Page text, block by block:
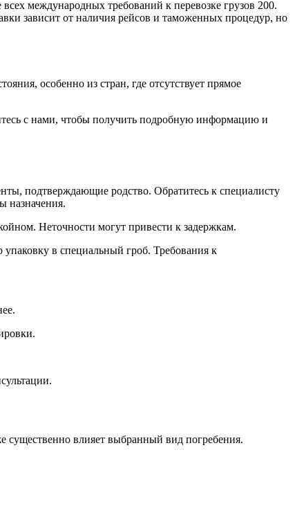
международных требований к перевозке грузов 200.
зависит от наличия рейсов и таможенных процедур, но
особенно из стран, где отсутствует прямое
с нами, чтобы получить подробную информацию и
подтверждающие родство. Обратитесь к специалисту
назначения.
Неточности могут привести к задержкам.
в специальный гроб. Требования к
существенно влияет выбранный вид погребения.